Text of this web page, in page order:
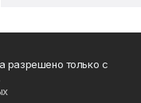
разрешено только с